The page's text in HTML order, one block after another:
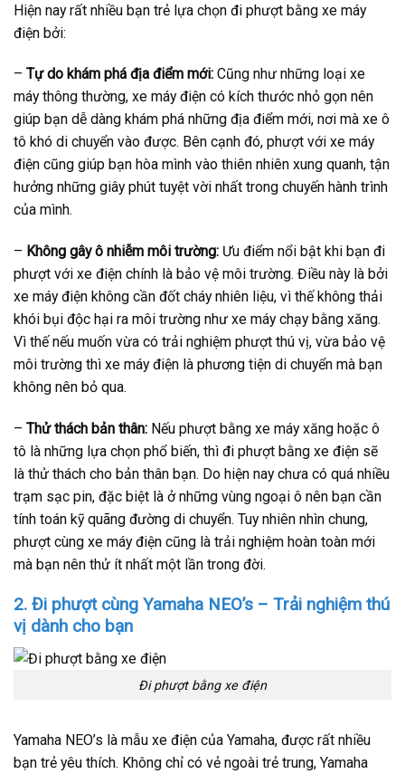
Hiện nay rất nhiều bạn trẻ lựa chọn đi phượt bằng xe máy
điện bởi:
– Tự do khám phá địa điểm mới: Cũng như những loại xe
máy thông thường, xe máy điện có kích thước nhỏ gọn nên
giúp bạn dễ dàng khám phá những địa điểm mới, nơi mà xe ô
tô khó di chuyển vào được. Bên cạnh đó, phượt với xe máy
điện cũng giúp bạn hòa mình vào thiên nhiên xung quanh, tận
hưởng những giây phút tuyệt vời nhất trong chuyến hành trình
của mình.
– Không gây ô nhiễm môi trường: Ưu điểm nổi bật khi bạn đi
phượt với xe điện chính là bảo vệ môi trường. Điều này là bởi
xe máy điện không cần đốt cháy nhiên liệu, vì thế không thải
khói bụi độc hại ra môi trường như xe máy chạy bằng xăng.
Vì thế nếu muốn vừa có trải nghiệm phượt thú vị, vừa bảo vệ
môi trường thì xe máy điện là phương tiện di chuyển mà bạn
không nên bỏ qua.
– Thử thách bản thân: Nếu phượt bằng xe máy xăng hoặc ô
tô là những lựa chọn phổ biến, thì đi phượt bằng xe điện sẽ
là thử thách cho bản thân bạn. Do hiện nay chưa có quá nhiều
trạm sạc pin, đặc biệt là ở những vùng ngoại ô nên bạn cần
tính toán kỹ quãng đường di chuyển. Tuy nhiên nhìn chung,
phượt cùng xe máy điện cũng là trải nghiệm hoàn toàn mới
mà bạn nên thử ít nhất một lần trong đời.
2. Đi phượt cùng Yamaha NEO’s – Trải nghiệm thú
vị dành cho bạn
Đi phượt bằng xe điện
Yamaha NEO’s là mẫu xe điện của Yamaha, được rất nhiều
bạn trẻ yêu thích. Không chỉ có vẻ ngoài trẻ trung, Yamaha